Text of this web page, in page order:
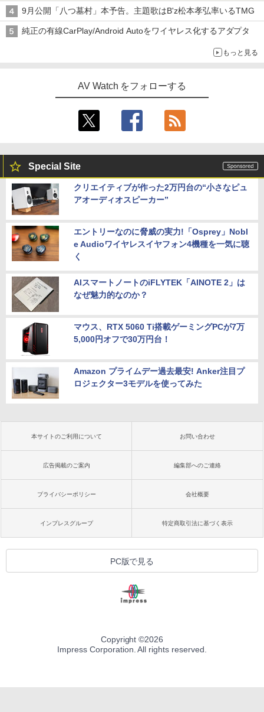
9月公開「八つ墓村」本予告。主題歌はB'z松本孝弘率いるTMG
純正の有線CarPlay/Android Autoをワイヤレス化するアダプタ
もっと見る
AV Watch をフォローする
Special Site
クリエイティブが作った2万円台の“小さなピュ
アオーディオスピーカー”
エントリーなのに脅威の実力!「Osprey」Nobl
e Audioワイヤレスイヤフォン4機種を一気に聴
く
AIスマートノートのiFLYTEK「AINOTE 2」は
なぜ魅力的なのか？
マウス、RTX 5060 Ti搭載ゲーミングPCが7万
5,000円オフで30万円台！
Amazon プライムデー過去最安! Anker注目プ
ロジェクター3モデルを使ってみた
本サイトのご利用について お問い合わせ
広告掲載のご案内 編集部へのご連絡
プライバシーポリシー 会社概要
インプレスグループ 特定商取引法に基づく表示
PC版で見る
Copyright ©2026
Impress Corporation. All rights reserved.